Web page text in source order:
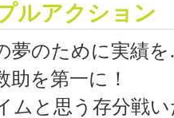
ルアクション
夢のために実績
助を第一に！
ムと思う存分戦